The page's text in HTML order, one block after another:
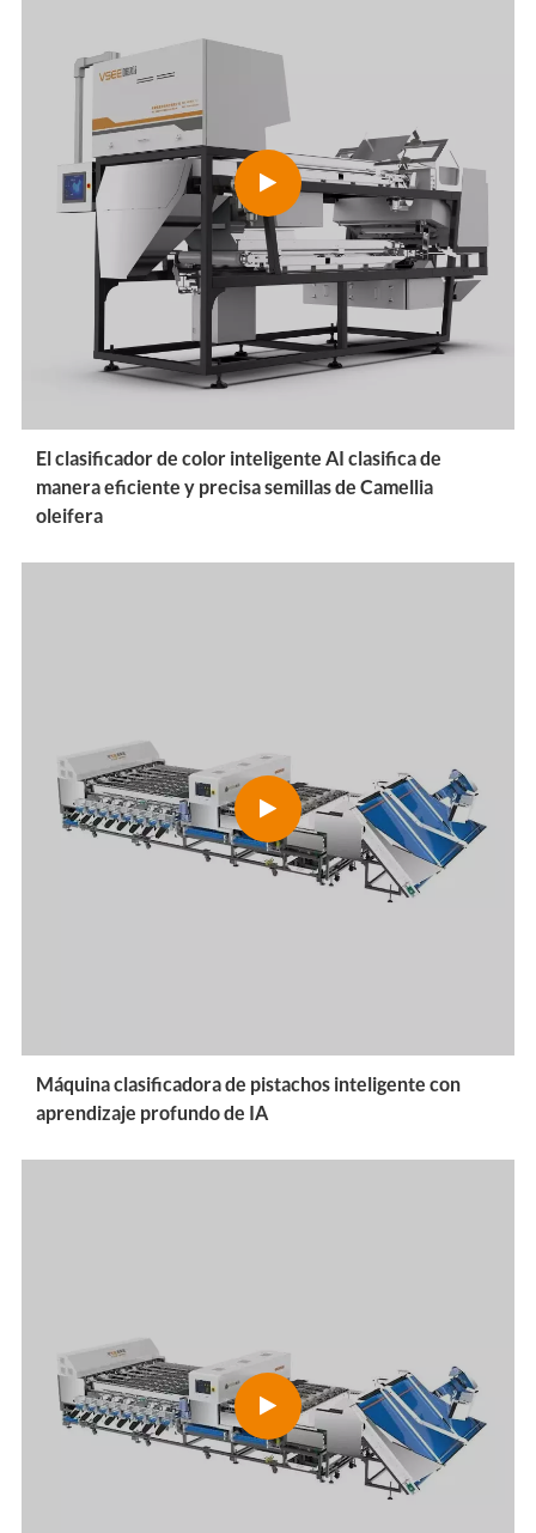
El clasificador de color inteligente AI clasifica de
manera eficiente y precisa semillas de Camellia
oleifera
Máquina clasificadora de pistachos inteligente con
aprendizaje profundo de IA